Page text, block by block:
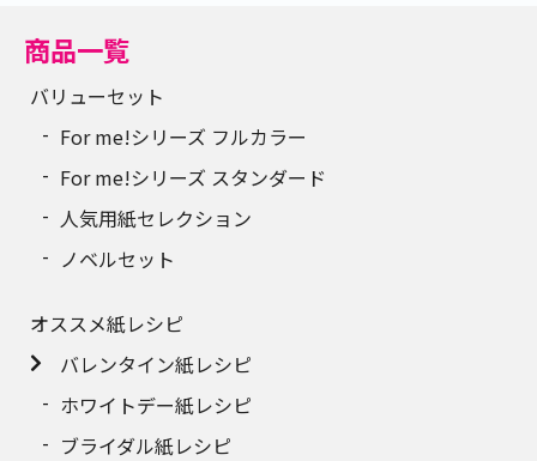
120
130
63,972円
140
66,948円
170
180
商品一覧
バリューセット
For me!シリーズ フルカラー
For me!シリーズ スタンダード
人気用紙セレクション
ノベルセット
オススメ紙レシピ
バレンタイン紙レシピ
ホワイトデー紙レシピ
ブライダル紙レシピ